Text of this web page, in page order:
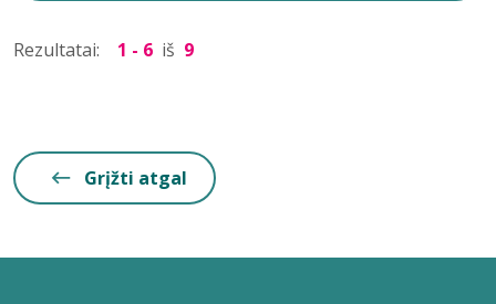
Rezultatai: 1 - 6 iš 9
Grįžti atgal